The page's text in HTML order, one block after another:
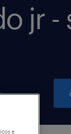
jr -
inscrições para essa vaga até 6 novembro 2026
e